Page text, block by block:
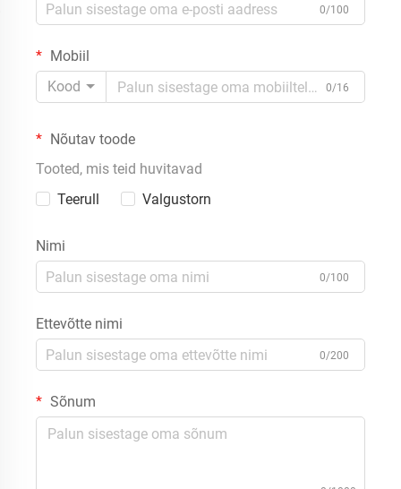
0/100
Mobiil
Kood
0/16
Nõutav toode
Tooted, mis teid huvitavad
Teerull
Valgustorn
Nimi
0/100
Ettevõtte nimi
0/200
Sõnum